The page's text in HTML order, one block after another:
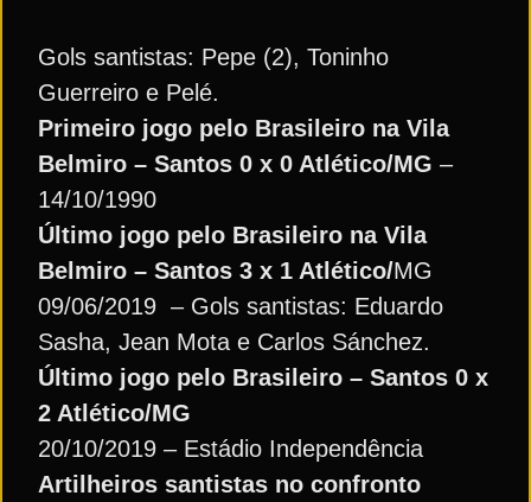
Gols santistas: Pepe (2), Toninho
Guerreiro e Pelé.
Primeiro jogo pelo Brasileiro na Vila
Belmiro – Santos 0 x 0 Atlético/MG –
14/10/1990
Último jogo pelo Brasileiro na Vila
Belmiro – Santos 3 x 1 Atlético/MG
09/06/2019 ­– Gols santistas: Eduardo
Sasha, Jean Mota e Carlos Sánchez.
Último jogo pelo Brasileiro – Santos 0 x
2 Atlético/MG
20/10/2019 – Estádio Independência
Artilheiros santistas no confronto